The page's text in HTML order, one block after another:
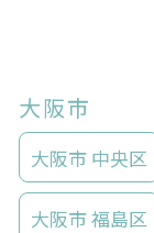
大阪市
大阪市 中央区
大阪市 福島区